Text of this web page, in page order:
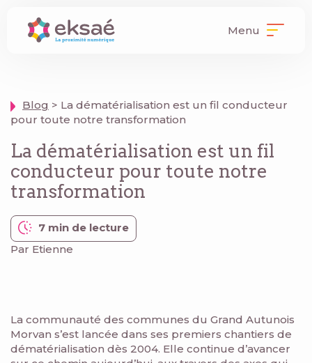
Menu
Blog > La dématérialisation est un fil conducteur
pour toute notre transformation
La dématérialisation est un fil
conducteur pour toute notre
transformation
7 min de lecture
Par Etienne
La communauté des communes du Grand Autunois
Morvan s’est lancée dans ses premiers chantiers de
dématérialisation dès 2004. Elle continue d’avancer